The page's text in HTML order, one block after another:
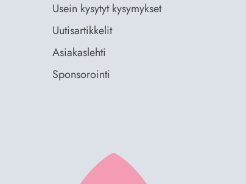
Usein kysytyt kysymykset
Uutisartikkelit
Asiakaslehti
Sponsorointi